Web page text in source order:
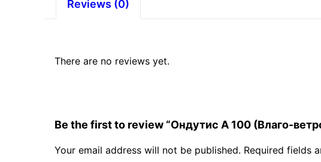
Reviews (0)
There are no reviews yet.
Be the first to review “Ондутис А 100 (Влаго-
Your email address will not be published. Required fields